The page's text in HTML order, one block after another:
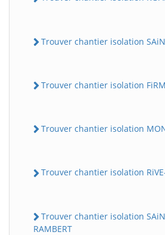
Trouver chantier isolation
Trouver chantier isolation
Trouver chantier isolation
Trouver chantier isolation
Trouver chantier isolation
RAMBERT